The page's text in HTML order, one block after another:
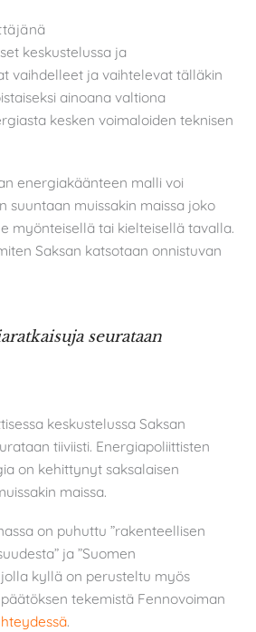
keskustelussa ja
vaihdelleet ja vaihtelevat tälläkin
ainoana valtiona
kesken voimaloiden teknisen
energiakäänteen malli voi
suuntaan muissakin maissa joko
myönteisellä tai kielteisellä tavalla.
Saksan katsotaan onnistuvan
seurataan
keskustelussa Saksan
tiiviisti. Energiapoliittisten
on kehittynyt saksalaisen
maissa.
on puhuttu ”rakenteellisen
ja ”Suomen
kyllä on perusteltu myös
tekemistä Fennovoiman
.